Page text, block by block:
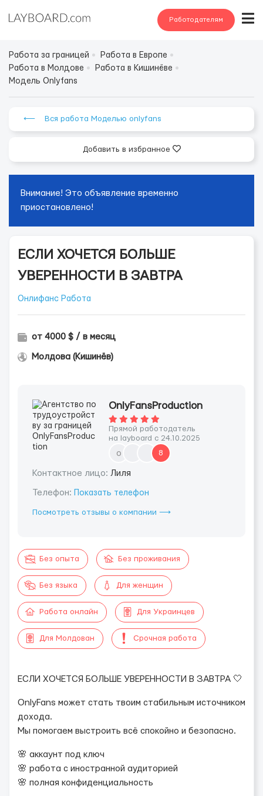
Работодателям
Работа за границей
Работа в Европе
Работа в Молдове
Работа в Кишинёве
Модель Onlyfans
⟵ Вся работа Моделью onlyfans
Добавить в избранное
Внимание! Это объявление временно
приостановлено!
ЕСЛИ ХОЧЕТСЯ БОЛЬШЕ
УВЕРЕННОСТИ В ЗАВТРА
Онлифанс Работа
от 4000 $ / в месяц
Молдова (Кишинёв)
OnlyFansProduction
Прямой работодатель
на layboard с 24.10.2025
o 8
Контактное лицо: Лиля
Телефон: Показать телефон
Посмотреть отзывы о компании ⟶
Без опыта Без проживания
Без языка Для женщин
Работа онлайн Для Украинцев
Для Молдован Срочная работа
ЕСЛИ ХОЧЕТСЯ БОЛЬШЕ УВЕРЕННОСТИ В ЗАВТРА 🤍
OnlyFans может стать твоим стабильным источником
дохода.
Мы помогаем выстроить всё спокойно и безопасно.
🌸 аккаунт под ключ
🌸 работа с иностранной аудиторией
🌸 полная конфиденциальность